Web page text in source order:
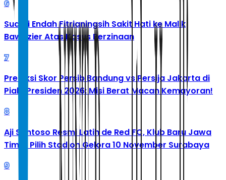
6
Suami Endah Fitrianingsih Sakit Hati ke Malik
Bawazier Atas Kasus Perzinaan
7
Prediksi Skor Persib Bandung vs Persija Jakarta di
Piala Presiden 2026: Misi Berat Macan Kemayoran!
8
Aji Santoso Resmi Latih de Red FC, Klub Baru Jawa
Timur Pilih Stadion Gelora 10 November Surabaya
9